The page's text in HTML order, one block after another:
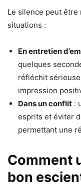
Le silence peut être
situations :
En entretien
quelques
réfléchit
impression
Dans un conflit :
esprits et éviter
permettant une
Comment
bon